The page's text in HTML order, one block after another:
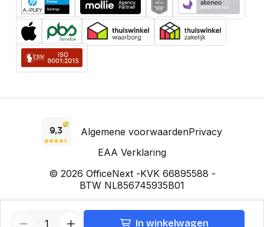
In winkelwagen
Algemene voorwaardenPrivacy
EAA Verklaring
© 2026 OfficeNext -KVK 66895588 -
BTW NL856745935B01
Prijzen incl. BTW, voor zakelijke klanten excl. BTW. Prijzen kunnen
wijzigen.